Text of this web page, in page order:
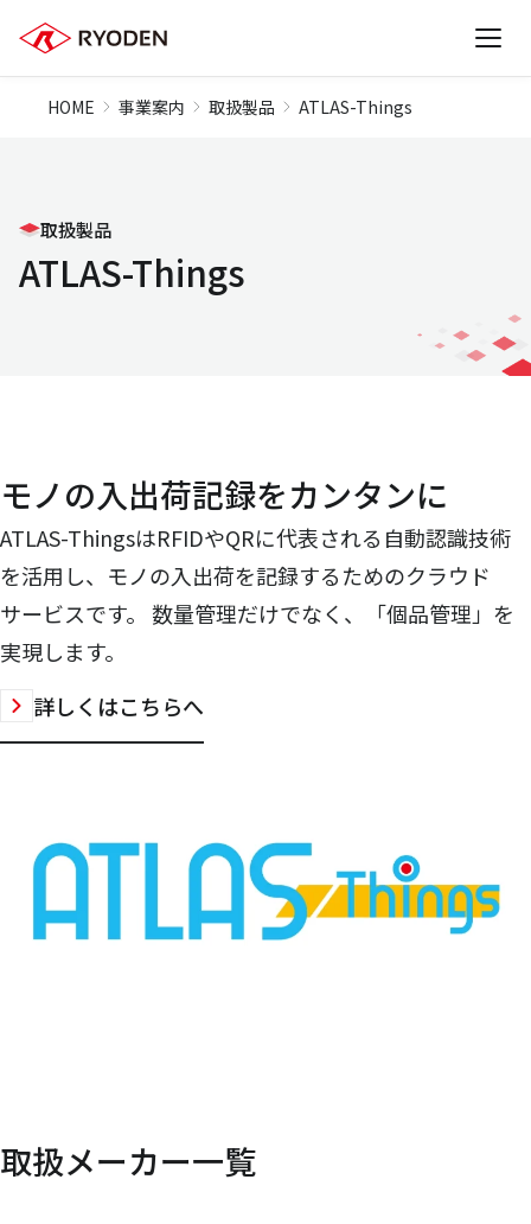
HOME 事業案内 取扱製品 ATLAS-Things
取扱製品
ATLAS-Things
モノの入出荷記録をカンタンに
ATLAS-ThingsはRFIDやQRに代表される自動認識技術
を活用し、モノの入出荷を記録するためのクラウド
サービスです。 数量管理だけでなく、「個品管理」を
実現します。
詳しくはこちらへ
取扱メーカー一覧